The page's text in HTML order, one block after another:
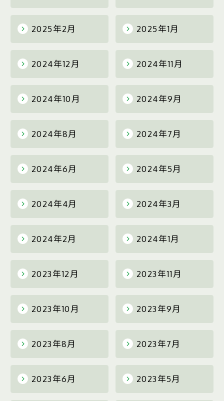
2025年2月 2025年1月
2024年12月 2024年11月
2024年10月 2024年9月
2024年8月 2024年7月
2024年6月 2024年5月
2024年4月 2024年3月
2024年2月 2024年1月
2023年12月 2023年11月
2023年10月 2023年9月
2023年8月 2023年7月
2023年6月 2023年5月